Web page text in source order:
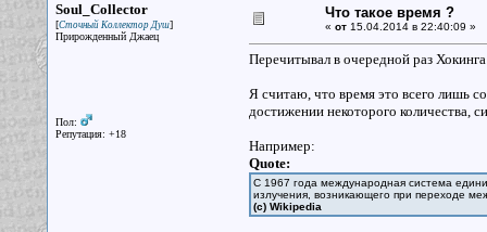
Soul_Collector
[Сточный Коллектор Душ]
Прирожденный Джаец
Пол:
Репутация: +18
Что такое время ?
« от15.04.2014 в 22:40:09 »
Перечитывал в очередной раз
Я считаю, что время это всего лишь
достижении некоторого количества,
Например:
Quote:
С 1967 года международная система
излучения, возникающего при переходе
(c) Wikipedia